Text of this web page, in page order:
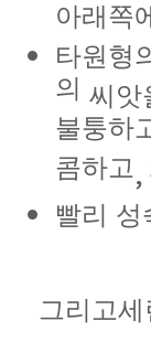
아래쪽에
타원형
의 씨앗
불퉁하
콤하고,
빨리 성
그리고세